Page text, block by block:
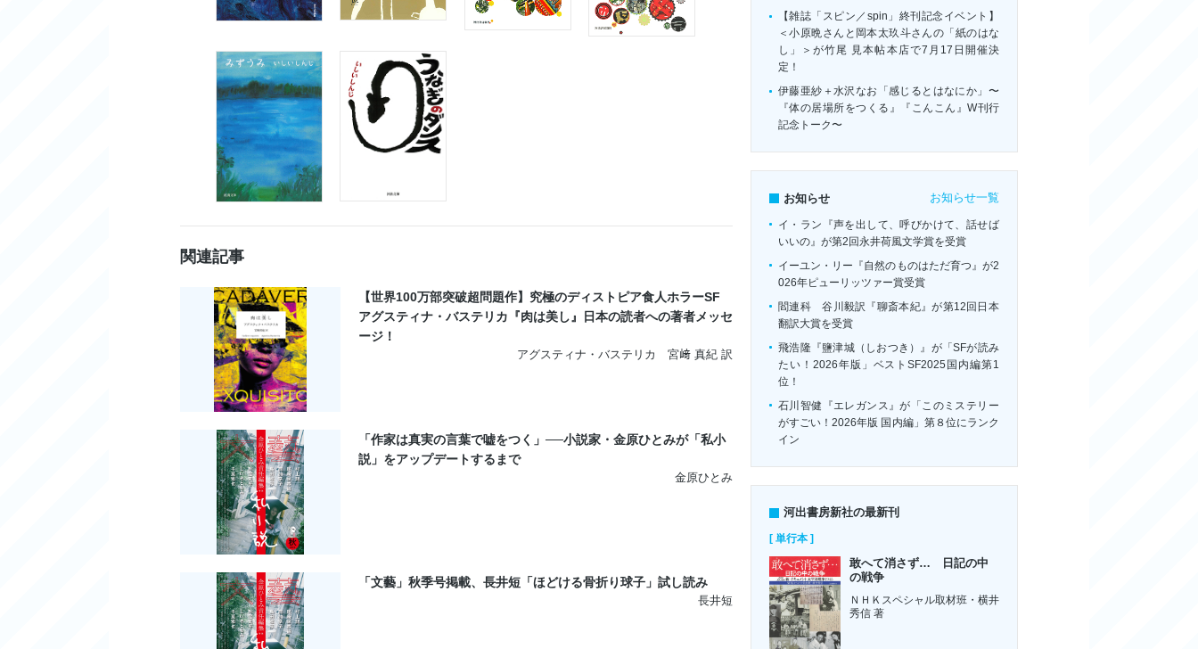
関連記事
【世界100万部突破超問題作】究極のディストピア食人ホラーSF
アグスティナ・バステリカ『肉は美し』日本の読者への著者メッセ
ージ！
アグスティナ・バステリカ 宮﨑 真紀 訳
「作家は真実の言葉で嘘をつく」──小説家・金原ひとみが「私小
説」をアップデートするまで
金原ひとみ
「文藝」秋季号掲載、長井短「ほどける骨折り球子」試し読み
長井短
【雑誌「スピン／spin」終刊記念イベント】
＜小原晩さんと岡本太玖斗さんの「紙のはな
し」＞が竹尾 見本帖本店で7月17日開催決
定！
伊藤亜紗＋水沢なお「感じるとはなにか」〜
『体の居場所をつくる』『こんこん』W刊行
記念トーク〜
お知らせ お知らせ一覧
イ・ラン『声を出して、呼びかけて、話せば
いいの』が第2回永井荷風文学賞を受賞
イーユン・リー『自然のものはただ育つ』が2
026年ピューリッツァー賞受賞
閻連科 谷川毅訳『聊斎本紀』が第12回日本
翻訳大賞を受賞
飛浩隆『鹽津城（しおつき）』が「SFが読み
たい！2026年版」ベストSF2025国内編第1
位！
石川智健『エレガンス』が「このミステリー
がすごい！2026年版 国内編」第８位にランク
イン
河出書房新社の最新刊
[ 単行本 ]
敢へて消さず… 日記の中
の戦争
ＮＨＫスペシャル取材班・横井
秀信 著